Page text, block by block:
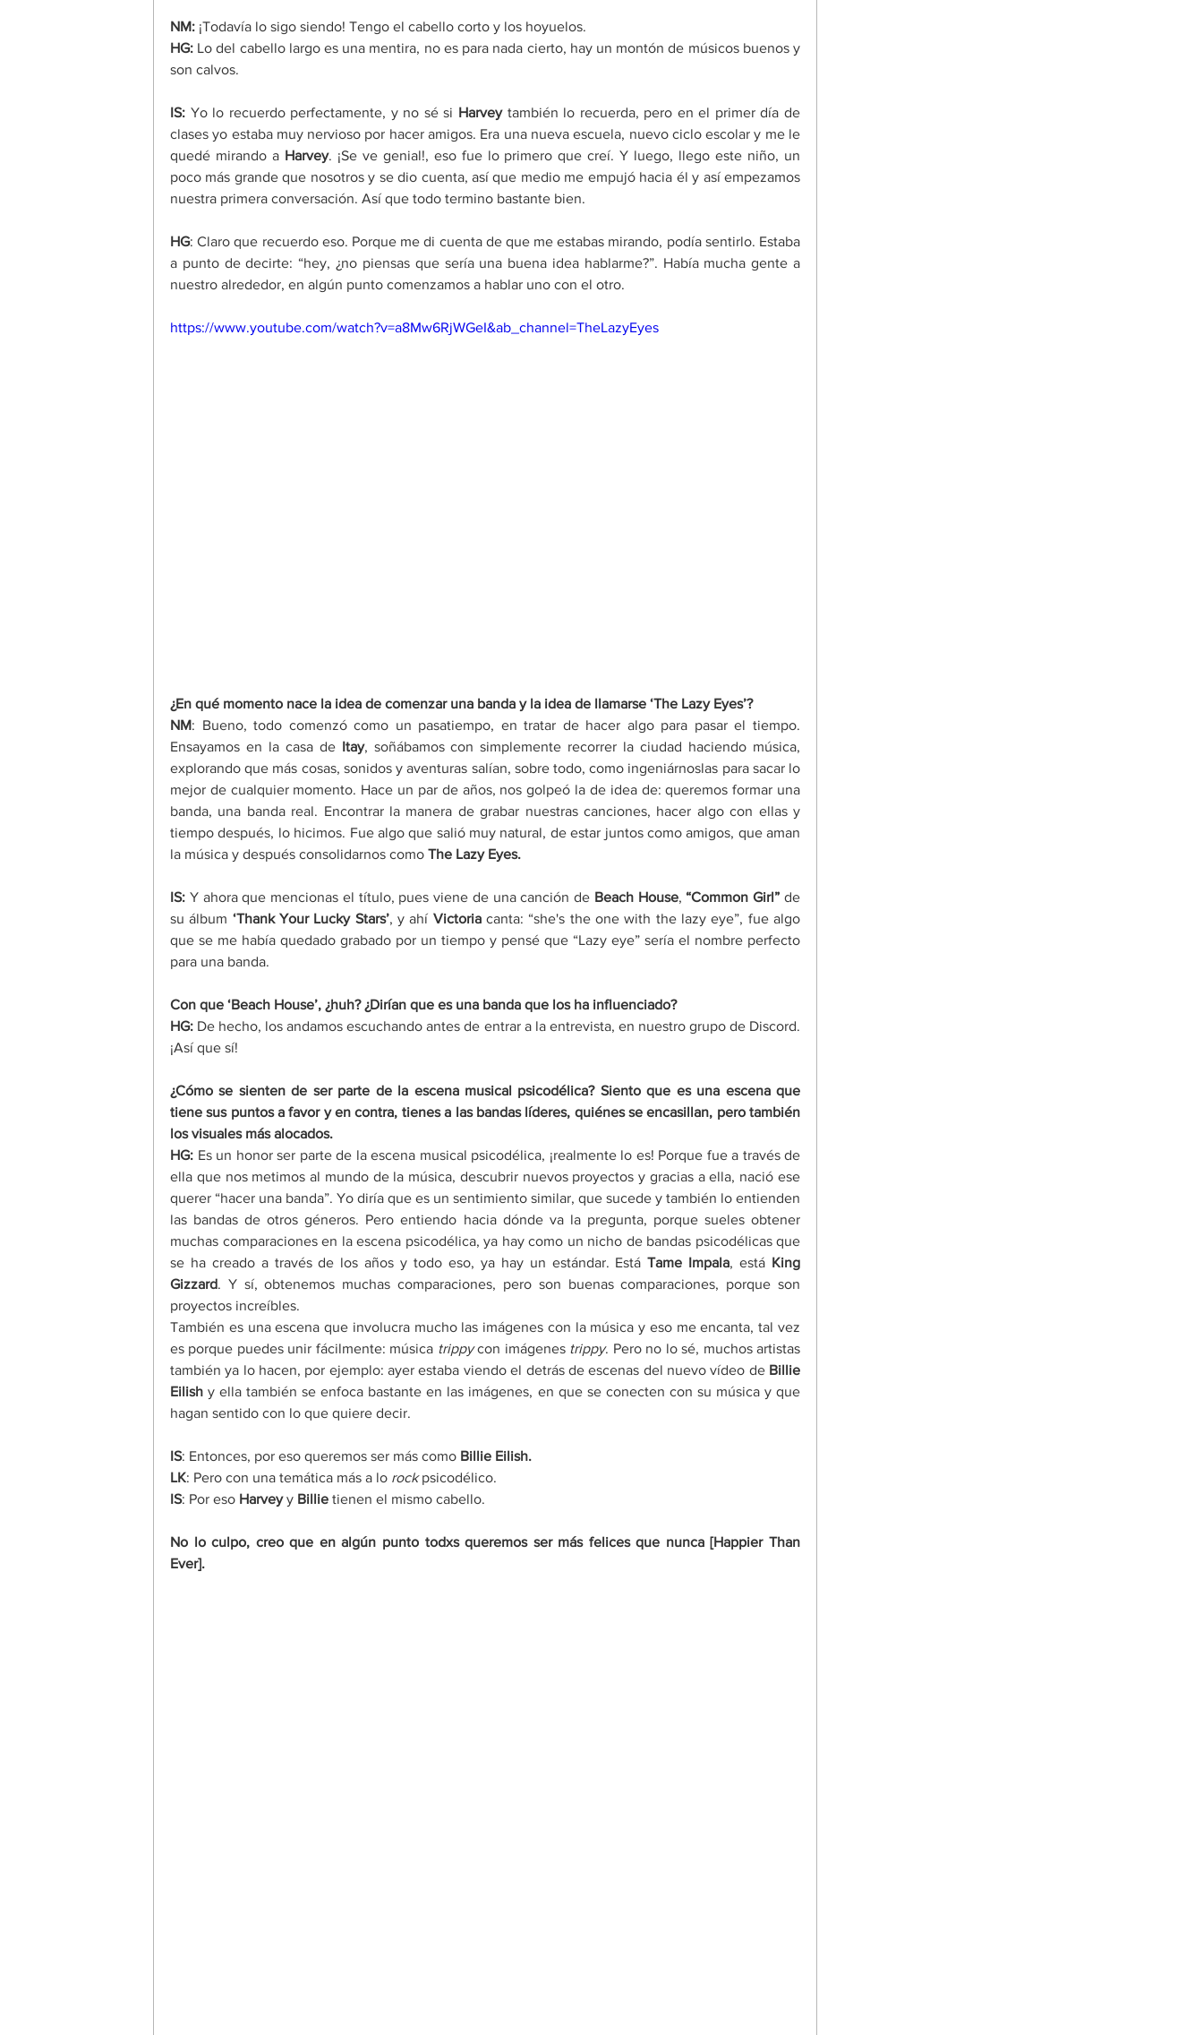
NM: ¡Todavía lo sigo siendo! Tengo el cabello corto y los hoyuelos.
HG: Lo del cabello largo es una mentira, no es para nada cierto, hay un montón de músicos buenos y
son calvos.
IS: Yo lo recuerdo perfectamente, y no sé si Harvey también lo recuerda, pero en el primer día de
clases yo estaba muy nervioso por hacer amigos. Era una nueva escuela, nuevo ciclo escolar y me le
quedé mirando a Harvey. ¡Se ve genial!, eso fue lo primero que creí. Y luego, llego este niño, un
poco más grande que nosotros y se dio cuenta, así que medio me empujó hacia él y así empezamos
nuestra primera conversación. Así que todo termino bastante bien.
HG: Claro que recuerdo eso. Porque me di cuenta de que me estabas mirando, podía sentirlo. Estaba
a punto de decirte: “hey, ¿no piensas que sería una buena idea hablarme?”. Había mucha gente a
nuestro alrededor, en algún punto comenzamos a hablar uno con el otro.
https://www.youtube.com/watch?v=a8Mw6RjWGeI&ab_channel=TheLazyEyes
¿En qué momento nace la idea de comenzar una banda y la idea de llamarse ‘The Lazy Eyes’?
NM: Bueno, todo comenzó como un pasatiempo, en tratar de hacer algo para pasar el tiempo.
Ensayamos en la casa de Itay, soñábamos con simplemente recorrer la ciudad haciendo música,
explorando que más cosas, sonidos y aventuras salían, sobre todo, como ingeniárnoslas para sacar lo
mejor de cualquier momento. Hace un par de años, nos golpeó la de idea de: queremos formar una
banda, una banda real. Encontrar la manera de grabar nuestras canciones, hacer algo con ellas y
tiempo después, lo hicimos. Fue algo que salió muy natural, de estar juntos como amigos, que aman
la música y después consolidarnos como The Lazy Eyes.
IS: Y ahora que mencionas el título, pues viene de una canción de Beach House, “Common Girl” de
su álbum ‘Thank Your Lucky Stars’, y ahí Victoria canta: “she's the one with the lazy eye”, fue algo
que se me había quedado grabado por un tiempo y pensé que “Lazy eye” sería el nombre perfecto
para una banda.
Con que ‘Beach House’, ¿huh? ¿Dirían que es una banda que los ha influenciado?
HG: De hecho, los andamos escuchando antes de entrar a la entrevista, en nuestro grupo de Discord.
¡Así que sí!
¿Cómo se sienten de ser parte de la escena musical psicodélica? Siento que es una escena que
tiene sus puntos a favor y en contra, tienes a las bandas líderes, quiénes se encasillan, pero también
los visuales más alocados.
HG: Es un honor ser parte de la escena musical psicodélica, ¡realmente lo es! Porque fue a través de
ella que nos metimos al mundo de la música, descubrir nuevos proyectos y gracias a ella, nació ese
querer “hacer una banda”. Yo diría que es un sentimiento similar, que sucede y también lo entienden
las bandas de otros géneros. Pero entiendo hacia dónde va la pregunta, porque sueles obtener
muchas comparaciones en la escena psicodélica, ya hay como un nicho de bandas psicodélicas que
se ha creado a través de los años y todo eso, ya hay un estándar. Está Tame Impala, está King
Gizzard. Y sí, obtenemos muchas comparaciones, pero son buenas comparaciones, porque son
proyectos increíbles.
También es una escena que involucra mucho las imágenes con la música y eso me encanta, tal vez
es porque puedes unir fácilmente: música trippy con imágenes trippy. Pero no lo sé, muchos artistas
también ya lo hacen, por ejemplo: ayer estaba viendo el detrás de escenas del nuevo vídeo de Billie
Eilish y ella también se enfoca bastante en las imágenes, en que se conecten con su música y que
hagan sentido con lo que quiere decir.
IS: Entonces, por eso queremos ser más como Billie Eilish.
LK: Pero con una temática más a lo rock psicodélico.
IS: Por eso Harvey y Billie tienen el mismo cabello.
No lo culpo, creo que en algún punto todxs queremos ser más felices que nunca [Happier Than
Ever].